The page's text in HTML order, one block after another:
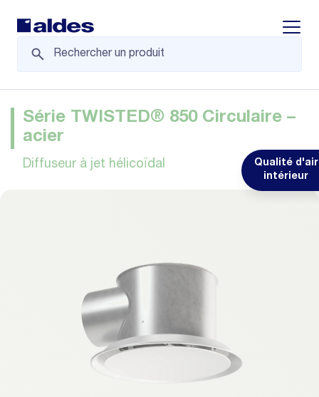
Qualité d'air
intérieur
Série TWISTED® 850 Circulaire –
acier
Diffuseur à jet hélicoïdal